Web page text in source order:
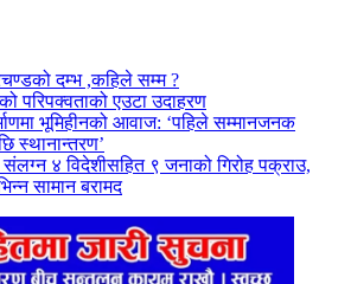
दम्भ ,कहिले सम्म ?
परिपक्वताको एउटा उदाहरण
भूमिहीनको आवाज: ‘पहिले सम्मानजनक
स्थानान्तरण’
संलग्न ४ विदेशीसहित ९ जनाको गिरोह पक्राउ,
सामान बरामद